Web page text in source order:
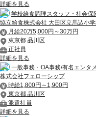
詳細を見る
学校給食調理スタッフ・社会
協立給食株式会社 大田区立馬込小
月給20万5,000円～30万円
東京都 品川区
正社員
詳細を見る
一般事務・OA事務/有名エンタ
株式会社フェローシップ
時給1,800円～1,900円
東京都 品川区
派遣社員
詳細を見る